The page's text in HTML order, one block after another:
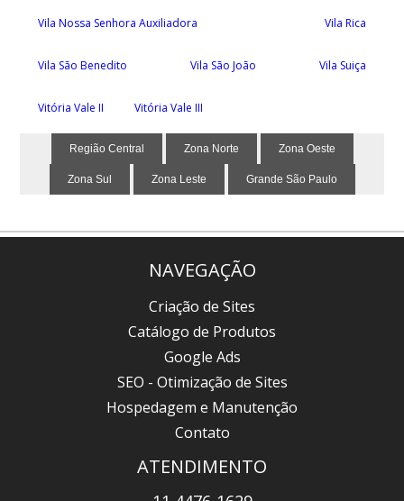
Vila Nossa Senhora Auxiliadora Vila Rica
Vila São Benedito Vila São João Vila Suiça
Vitória Vale II Vitória Vale III
Região Central Zona Norte Zona Oeste
Zona Sul Zona Leste Grande São Paulo
NAVEGAÇÃO
Criação de Sites
Catálogo de Produtos
Google Ads
SEO - Otimização de Sites
Hospedagem e Manutenção
Contato
ATENDIMENTO